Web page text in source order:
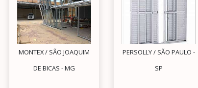
MONTEX / SÃO JOAQUIM
DE BICAS - MG
PERSOLLY / SÃO PAULO -
SP